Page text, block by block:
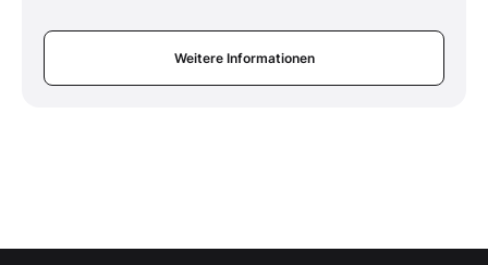
Weitere Informationen